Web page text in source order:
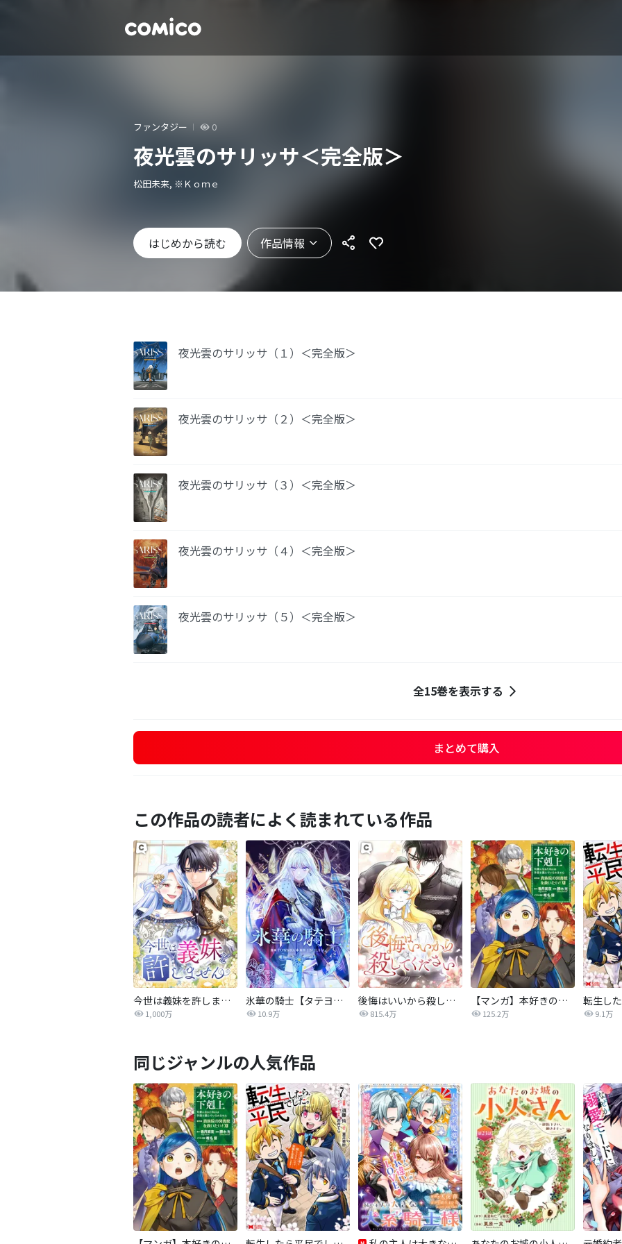
ファンタジー 0
夜光雲のサリッサ＜完全版＞
松田未来, ※Ｋｏｍｅ
はじめから読む 作品情報
夜光雲のサリッサ（１）＜完全版＞
夜光雲のサリッサ（２）＜完全版＞
夜光雲のサリッサ（３）＜完全版＞
夜光雲のサリッサ（４）＜完全版＞
夜光雲のサリッサ（５）＜完全版＞
全15巻を表示する
まとめて購入
この作品の読者によく読まれている作品
今世は義妹を許しません
1,000万
氷華の騎士【タテヨミ】
10.9万
後悔はいいから殺してください
815.4万
【マンガ】本好きの下剋上 第四部
125.2万 9.1万
同じジャンルの人気作品